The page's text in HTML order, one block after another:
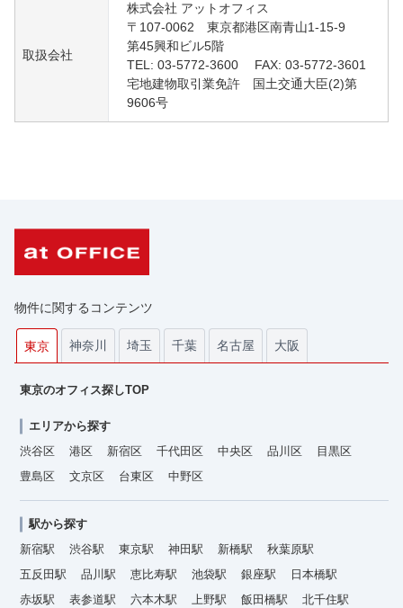
取扱会社
株式会社 アットオフィス
〒107-0062 東京都港区南青山1-15-9
第45興和ビル5階
TEL: 03-5772-3600 FAX: 03-5772-3601
宅地建物取引業免許 国土交通大臣(2)第
9606号
物件に関するコンテンツ
東京 神奈川 埼玉 千葉 名古屋 大阪
東京のオフィス探しTOP
エリアから探す
渋谷区
港区 新宿区 千代田区 中央区 品川区
目黒区
豊島区
文京区 台東区 中野区
駅から探す
新宿駅
渋谷駅 東京駅 神田駅 新橋駅
秋葉原駅
五反田駅
品川駅 恵比寿駅 池袋駅 銀座駅
日本橋駅
赤坂駅
表参道駅 六本木駅 上野駅 飯田橋駅
北千住駅